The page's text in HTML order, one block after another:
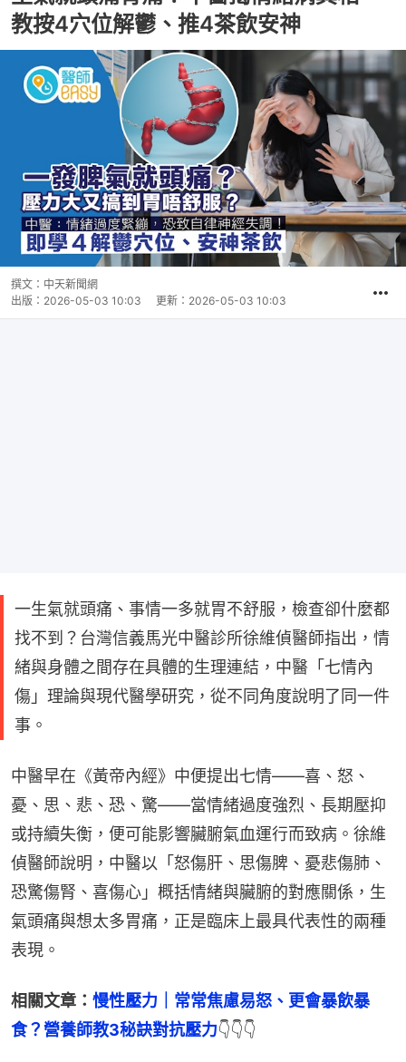
教按4穴位解鬱、推4茶飲安神
撰文： 中天新聞網
出版： 2026-05-03 10:03 更新： 2026-05-03 10:03
一生氣就頭痛、事情一多就胃不舒服，檢查卻什麼都
找不到？台灣信義馬光中醫診所徐維偵醫師指出，情
緒與身體之間存在具體的生理連結，中醫「七情內
傷」理論與現代醫學研究，從不同角度說明了同一件
事。
中醫早在《黃帝內經》中便提出七情——喜、怒、
憂、思、悲、恐、驚——當情緒過度強烈、長期壓抑
或持續失衡，便可能影響臟腑氣血運行而致病。徐維
偵醫師說明，中醫以「怒傷肝、思傷脾、憂悲傷肺、
恐驚傷腎、喜傷心」概括情緒與臟腑的對應關係，生
氣頭痛與想太多胃痛，正是臨床上最具代表性的兩種
表現。
相關文章： 慢性壓力｜常常焦慮易怒、更會暴飲暴
食？營養師教3秘訣對抗壓力👇👇👇